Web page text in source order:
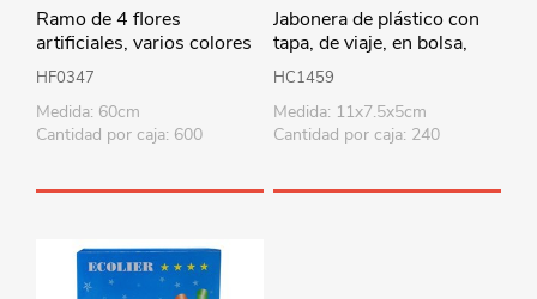
Ramo de 4 flores
artificiales, varios colores
HF0347
Medida: 60cm
Cantidad por caja: 600
Jabonera de plástico con
tapa, de viaje, en bolsa,
varios colores
HC1459
Medida: 11x7.5x5cm
Cantidad por caja: 240